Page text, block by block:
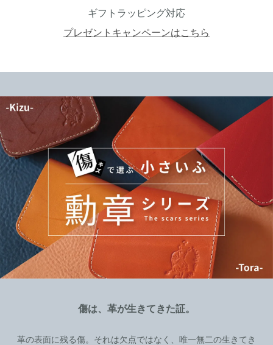
ギフトラッピング対応
プレゼントキャンペーンはこちら
傷は、革が生きてきた証。
革の表面に残る傷。それは欠点ではなく、唯一無二の生きてき